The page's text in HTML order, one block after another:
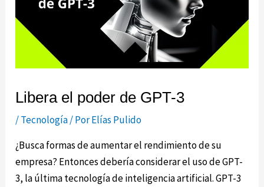
Libera el poder de GPT-3
/Tecnología/ PorElías Pulido
¿Busca formas de aumentar el rendimiento de su
empresa? Entonces debería considerar el uso de GPT-
3, la última tecnología de inteligencia artificial. GPT-3